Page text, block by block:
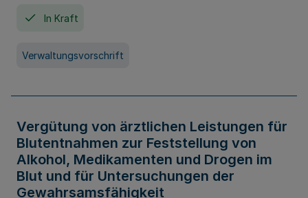
In Kraft
Verwaltungsvorschrift
Vergütung von ärztlichen Leistungen für
Blutentnahmen zur Feststellung von
Alkohol, Medikamenten und Drogen im
Blut und für Untersuchungen der
Gewahrsamsfähigkeit